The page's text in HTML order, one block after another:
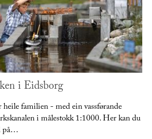
i Eidsborg
familien - med ein vassførande
i målestokk 1:1000. Her kan du
på…